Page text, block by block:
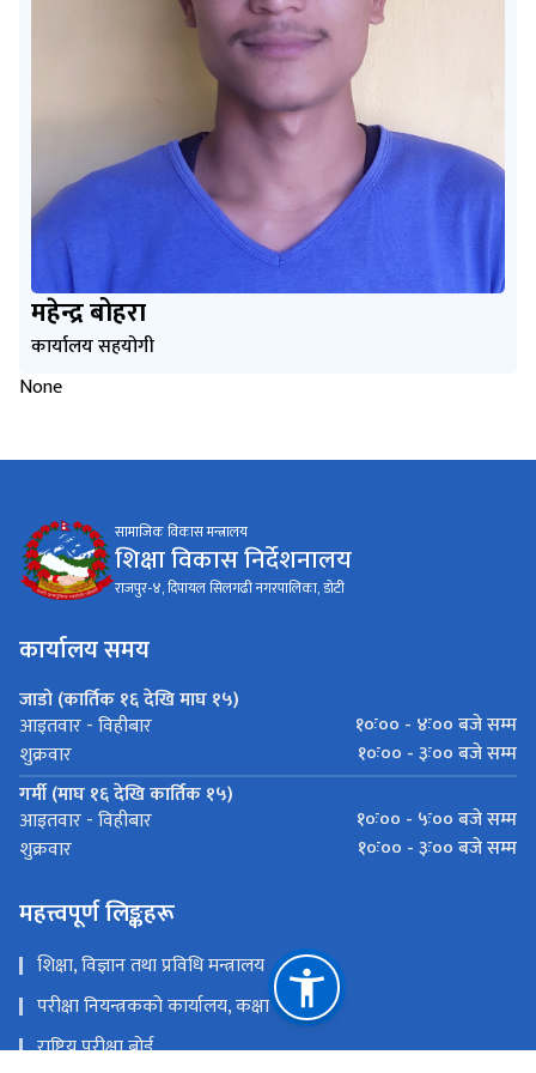
महेन्द्र बोहरा
कार्यालय सहयोगी
None
सामाजिक विकास मन्त्रालय
शिक्षा विकास निर्देशनालय
राजपुर-४, दिपायल सिलगढी नगरपालिका, डोटी
कार्यालय समय
जाडो (कार्तिक १६ देखि माघ १५)
आइतवार - विहीबार
१०ः०० - ४ः०० बजे सम्म
शुक्रवार
१०ः०० - ३ः०० बजे सम्म
गर्मी (माघ १६ देखि कार्तिक १५)
आइतवार - विहीबार
१०ः०० - ५ः०० बजे सम्म
शुक्रवार
१०ः०० - ३ः०० बजे सम्म
महत्त्वपूर्ण लिङ्कहरू
शिक्षा, विज्ञान तथा प्रविधि मन्त्रालय
परीक्षा नियन्त्रकको कार्यालय, कक्षा १०
राष्ट्रिय परीक्षा बोर्ड